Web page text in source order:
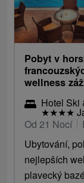
Pobyt v
wellness
Hotel Ski
★★★★
Od 21 Nocí
Ubytování,
nejlepších
plavecký